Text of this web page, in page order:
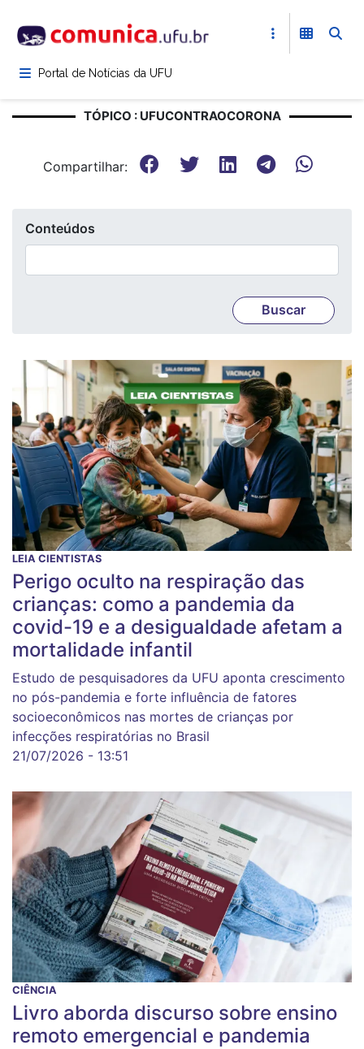
para
conteúdoPortal de Notícias da UFU
TÓPICO : UFUCONTRAOCORONA
Compartilhar:
Conteúdos
LEIA CIENTISTAS
Perigo oculto na respiração das
crianças: como a pandemia da
covid-19 e a desigualdade afetam a
mortalidade infantil
Estudo de pesquisadores da UFU aponta crescimento
no pós-pandemia e forte influência de fatores
socioeconômicos nas mortes de crianças por
infecções respiratórias no Brasil
21/07/2026 - 13:51
CIÊNCIA
Livro aborda discurso sobre ensino
remoto emergencial e pandemia